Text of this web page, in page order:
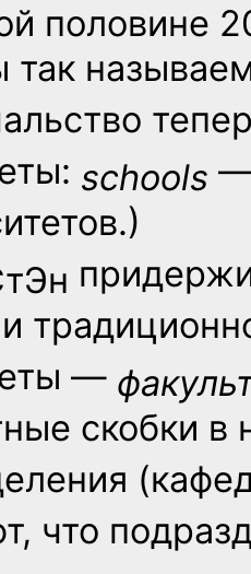
половине
так
schools —
—
скобки в
что